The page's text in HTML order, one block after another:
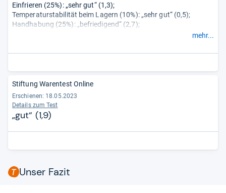
Einfrieren (25%): „sehr gut“ (1,3);
Temperaturstabilität beim Lagern (10%): „sehr gut“ (0,5);
Handhabung (25%): „befriedigend“ (2,7);
mehr...
Stiftung Warentest Online
Erschienen: 18.05.2023
Details zum Test
„gut“ (1,9)
Unser Fazit